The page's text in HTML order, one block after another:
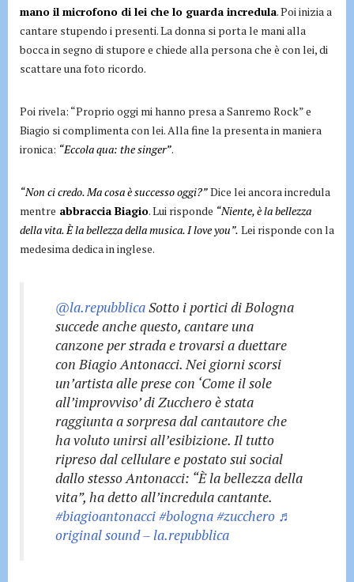
mano il microfono di lei che lo guarda incredula. Poi inizia a
cantare stupendo i presenti. La donna si porta le mani alla
bocca in segno di stupore e chiede alla persona che è con lei, di
scattare una foto ricordo.
Poi rivela: “Proprio oggi mi hanno presa a Sanremo Rock” e
Biagio si complimenta con lei. Alla fine la presenta in maniera
ironica: “Eccola qua: the singer”.
“Non ci credo. Ma cosa è successo oggi?”Dice lei ancora incredula
mentre abbraccia Biagio. Lui risponde “Niente, è la bellezza
della vita. È la bellezza della musica. I love you”. Lei risponde con la
medesima dedica in inglese.
@la.repubblicaSotto i portici di Bologna
succede anche questo, cantare una
canzone per strada e trovarsi a duettare
con Biagio Antonacci. Nei giorni scorsi
un’artista alle prese con ‘Come il sole
all’improvviso’ di Zucchero è stata
raggiunta a sorpresa dal cantautore che
ha voluto unirsi all’esibizione. Il tutto
ripreso dal cellulare e postato sui social
dallo stesso Antonacci: “È la bellezza della
vita”, ha detto all’incredula cantante.
#biagioantonacci#bologna#zucchero ♬
original sound – la.repubblica